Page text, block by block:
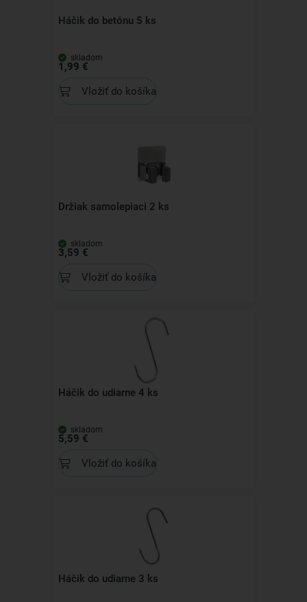
Háčik do betónu 5 ks
skladom
1,99 €
Vložiť do košíka
Držiak samolepiaci 2 ks
skladom
3,59 €
Vložiť do košíka
Háčik do udiarne 4 ks
skladom
5,59 €
Vložiť do košíka
Háčik do udiarne 3 ks